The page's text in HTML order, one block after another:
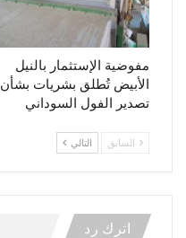
مفوضية الإستثمار بالنيل
الأبيض تُطلق بشريات بشأن
تصدير الفول السوداني
السابق التالي
اترك رد